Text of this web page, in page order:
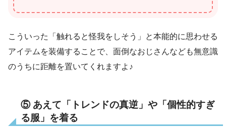
こういった「触れると怪我をしそう」と本能的に思わせる
アイテムを装備することで、面倒なおじさんなども無意識
のうちに距離を置いてくれますよ♪
⑤ あえて「トレンドの真逆」や「個性的すぎ
る服」を着る